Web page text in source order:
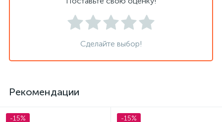
Сделайте выбор!
Рекомендации
-15% -15%